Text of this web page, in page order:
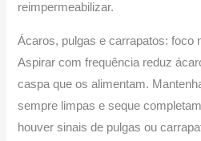
reimpermeabilizar.
Ácaros, pulgas e carrapatos: foco
Aspirar com frequência reduz
caspa que os alimentam.
sempre limpas e seque
houver sinais de pulgas ou